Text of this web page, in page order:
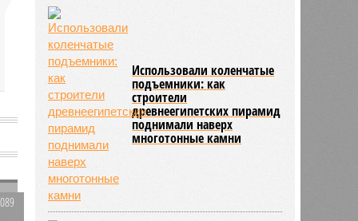
Использовали коленчатые
подъемники: как
строители
древнеегипетских пирамид
поднимали наверх
многотонные камни